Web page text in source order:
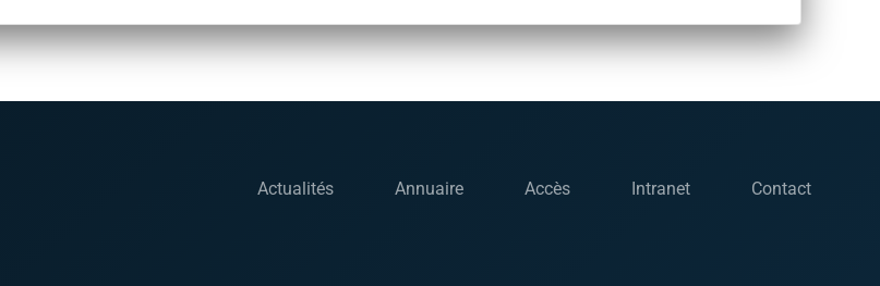
Actualités Annuaire Accès Intranet Contact